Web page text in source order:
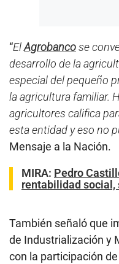
“ElAgrobancose
desarrollo de la
especial del pequeño
la agricultura familiar.
agricultores califica
esta entidad y eso no
Mensaje a la Nación.
MIRA: Pedro
rentabilidad social,
También señaló que
de Industrialización y
con la participación